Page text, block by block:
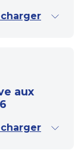
aux